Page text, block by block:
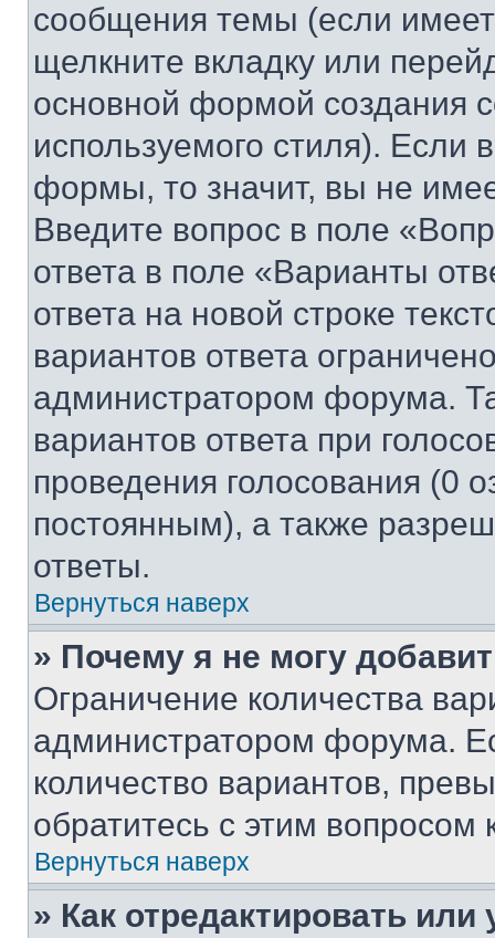
сообщения темы (если
щелкните вкладку или
основной формой создания
используемого стиля). Если
формы, то значит, вы не
Введите вопрос в поле
ответа в поле «Варианты
ответа на новой строке
вариантов ответа
администратором форума.
вариантов ответа при
проведения голосования (0
постоянным), а также
ответы.
Вернуться наверх
» Почему я не могу
Ограничение количества
администратором форума.
количество вариантов,
обратитесь с этим вопросом
Вернуться наверх
» Как отредактировать